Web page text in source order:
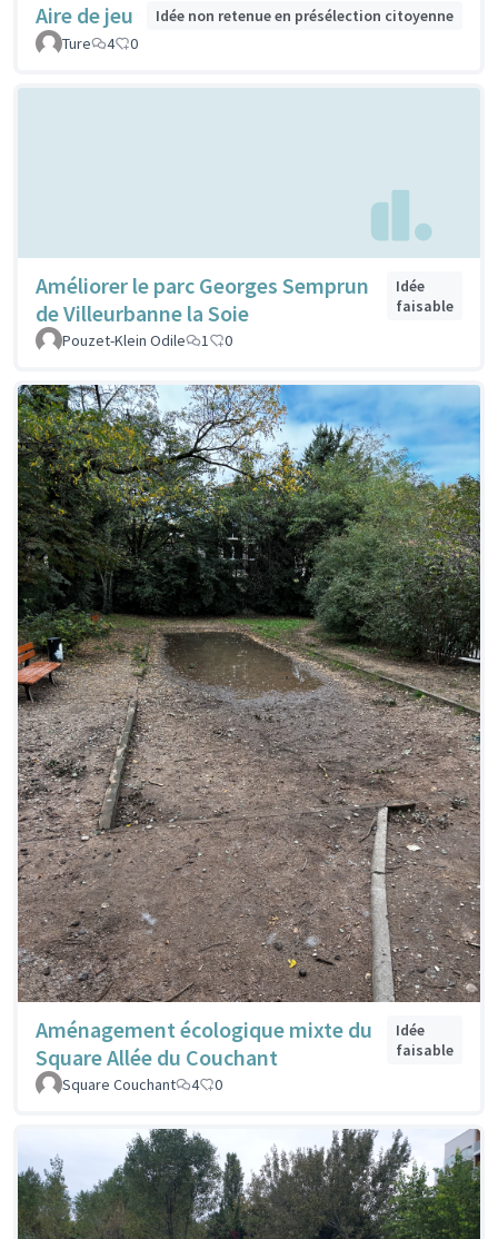
Aire de jeu
Idée non retenue en présélection citoyenne
Ture
4 0
Améliorer le parc Georges Semprun
de Villeurbanne la Soie
Idée
faisable
Pouzet-Klein Odile
1 0
Aménagement écologique mixte du
Square Allée du Couchant
Idée
faisable
Square Couchant
4 0